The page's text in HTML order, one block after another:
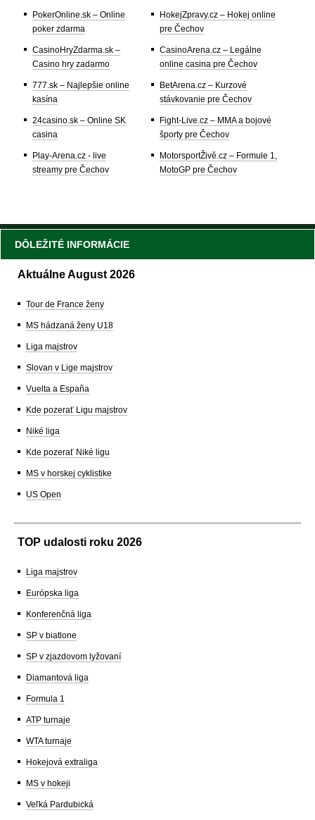
PokerOnline.sk – Online
poker zdarma
CasinoHryZdarma.sk –
Casino hry zadarmo
777.sk – Najlepšie online
kasína
24casino.sk – Online SK
casina
Play-Arena.cz - live
streamy pre Čechov
HokejZpravy.cz – Hokej online
pre Čechov
CasinoArena.cz – Legálne
online casina pre Čechov
BetArena.cz – Kurzové
stávkovanie pre Čechov
Fight-Live.cz – MMA a bojové
športy pre Čechov
MotorsportŽivě.cz – Formule 1,
MotoGP pre Čechov
DÔLEŽITÉ INFORMÁCIE
Aktuálne August 2026
Tour de France ženy
MS hádzaná ženy U18
Liga majstrov
Slovan v Lige majstrov
Vuelta a España
Kde pozerať Ligu majstrov
Niké liga
Kde pozerať Niké ligu
MS v horskej cyklistike
US Open
TOP udalosti roku 2026
Liga majstrov
Európska liga
Konferenčná liga
SP v biatlone
SP v zjazdovom lyžovaní
Diamantová liga
Formula 1
ATP turnaje
WTA turnaje
Hokejová extraliga
MS v hokeji
Veľká Pardubická